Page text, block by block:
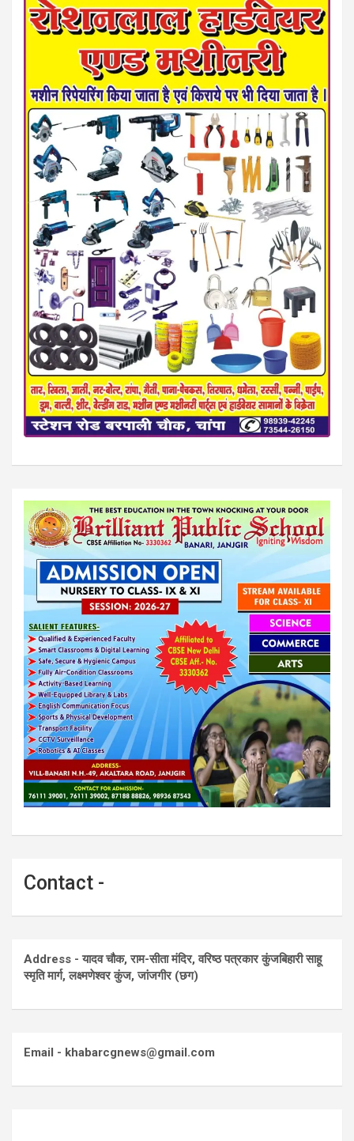
Contact -
Address - यादव चौक, राम-सीता मंदिर, वरिष्ठ पत्रकार कुंजबिहारी साहू
स्मृति मार्ग, लक्ष्मणेश्वर कुंज, जांजगीर (छग)
Email - khabarcgnews@gmail.com